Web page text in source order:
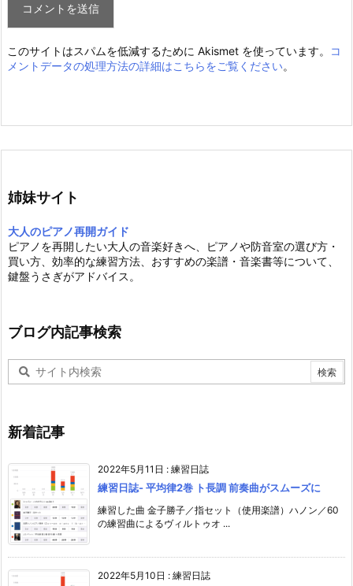
このサイトはスパムを低減するために Akismet を使っています。
コ
メントデータの処理方法の詳細はこちらをご覧ください。
姉妹サイト
大人のピアノ再開ガイド
ピアノを再開したい大人の音楽好きへ、ピアノや防音室の選び方・
買い方、効率的な練習方法、おすすめの楽譜・音楽書等について、
鍵盤うさぎがアドバイス。
ブログ内記事検索
新着記事
2022年5月11日 : 練習日誌
練習日誌- 平均律2巻 ト長調 前奏曲がスムーズに
練習した曲 金子勝子／指セット（使用楽譜）ハノン／60
の練習曲によるヴィルトゥオ ...
2022年5月10日 : 練習日誌